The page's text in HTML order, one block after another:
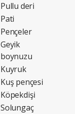
Pullu deri
Pati
Pençeler
Geyik
boynuzu
Kuyruk
Kuş pençesi
Köpekdişi
Solungaç